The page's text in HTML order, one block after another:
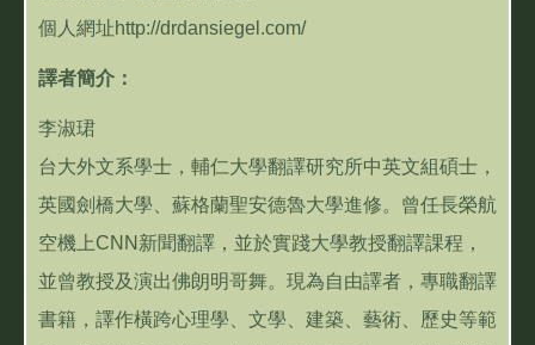
個人網址http://drdansiegel.com/
譯者簡介：
李淑珺
台大外文系學士，輔仁大學翻譯研究所中英文組碩士，
英國劍橋大學、蘇格蘭聖安德魯大學進修。曾任長榮航
空機上CNN新聞翻譯，並於實踐大學教授翻譯課程，
並曾教授及演出佛朗明哥舞。現為自由譯者，專職翻譯
書籍，譯作橫跨心理學、文學、建築、藝術、歷史等範